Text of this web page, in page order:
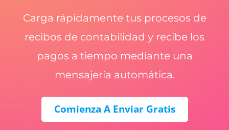
Carga rápidamente tus procesos de
recibos de contabilidad y recibe los
pagos a tiempo mediante una
mensajería automática.
Comienza A Enviar Gratis